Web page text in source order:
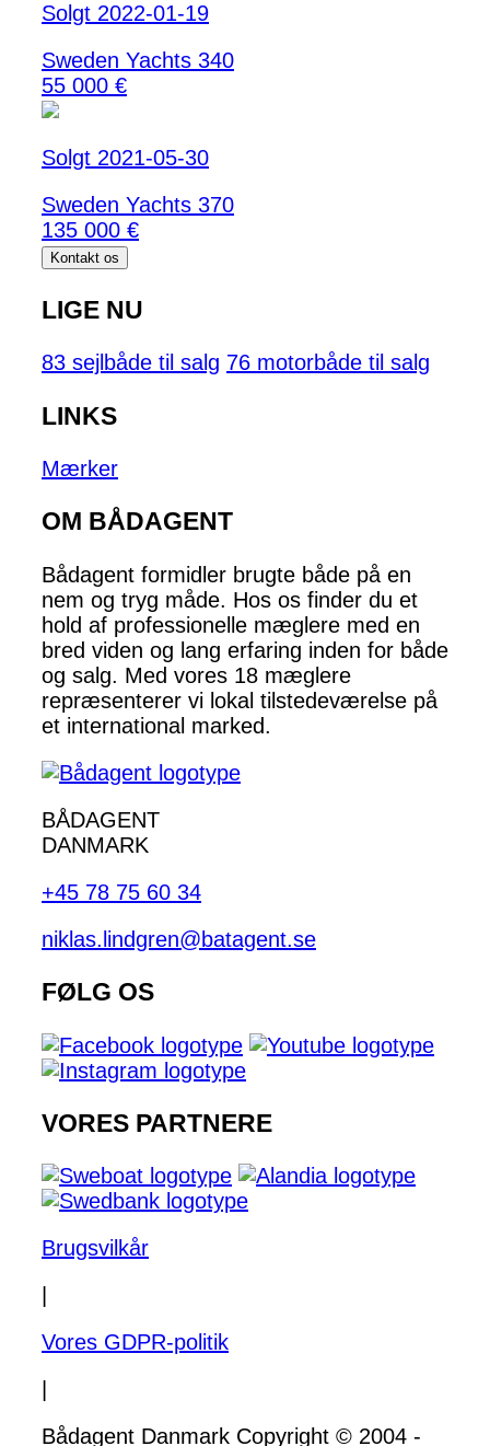
Solgt 2022-01-19
Sweden Yachts 340
55 000 €
Solgt 2021-05-30
Sweden Yachts 370
135 000 €
Kontakt os
LIGE NU
83 sejlbåde til salg 76 motorbåde til salg
LINKS
Mærker
OM BÅDAGENT
Bådagent formidler brugte både på en
nem og tryg måde. Hos os finder du et
hold af professionelle mæglere med en
bred viden og lang erfaring inden for både
og salg. Med vores 18 mæglere
repræsenterer vi lokal tilstedeværelse på
et international marked.
BÅDAGENT
DANMARK
+45 78 75 60 34
niklas.lindgren@batagent.se
FØLG OS
VORES PARTNERE
Brugsvilkår
Vores GDPR-politik
Bådagent Danmark Copyright © 2004 -